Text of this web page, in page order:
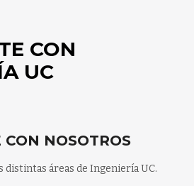
CON
UC
CON NOSOTROS
áreas de Ingeniería UC.